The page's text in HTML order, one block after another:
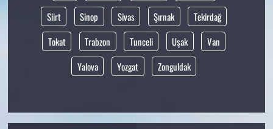
Siirt
Sinop Sivas Şırnak
Tekirdağ
Tokat
Trabzon Tunceli Uşak
Van
Yalova
Yozgat Zonguldak